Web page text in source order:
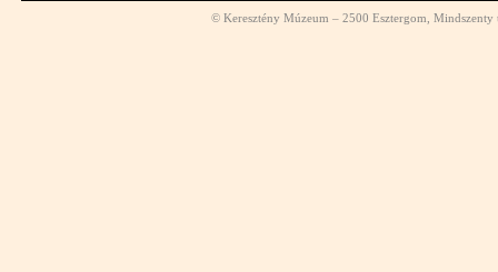
© Keresztény Múzeum – 2500 Esztergom,